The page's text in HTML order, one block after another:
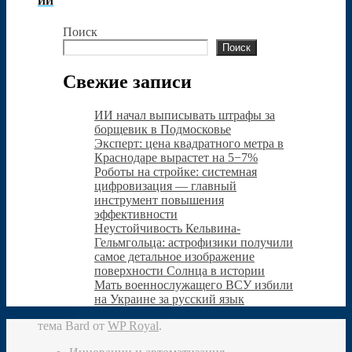
Поиск
Поиск
Свежие записи
ИИ начал выписывать штрафы за
борщевик в Подмосковье
Эксперт: цена квадратного метра в
Краснодаре вырастет на 5−7%
Роботы на стройке: системная
цифровизация — главный
инструмент повышения
эффективности
Неустойчивость Кельвина-
Гельмгольца: астрофизики получили
самое детальное изображение
поверхности Солнца в истории
Мать военнослужащего ВСУ избили
на Украине за русский язык
тема Bard от WP Royal.